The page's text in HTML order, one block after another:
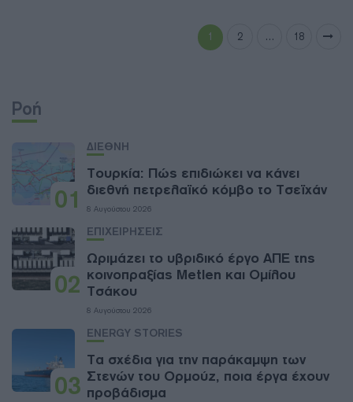
1 2 … 18
Ροή
01
ΔΙΕΘΝΗ
Τουρκία: Πώς επιδιώκει να κάνει
διεθνή πετρελαϊκό κόμβο το Τσεϊχάν
8 Αυγούστου 2026
02
ΕΠΙΧΕΙΡΗΣΕΙΣ
Ωριμάζει το υβριδικό έργο ΑΠΕ της
κοινοπραξίας Metlen και Ομίλου
Τσάκου
8 Αυγούστου 2026
03
ENERGY STORIES
Τα σχέδια για την παράκαμψη των
Στενών του Ορμούζ, ποια έργα έχουν
προβάδισμα